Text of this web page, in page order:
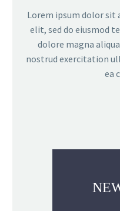
Lorem ipsum dolor sit
elit, sed do eiusmod
dolore magna
nostrud exercitation
ea